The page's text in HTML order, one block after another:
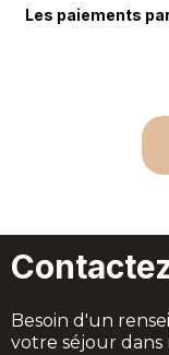
Les paiements
Besoin d'un
votre séjour dans